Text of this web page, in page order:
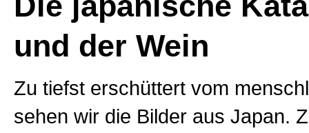
und der Wein
Zu tiefst erschüttert vom
sehen wir die Bilder aus Japan.